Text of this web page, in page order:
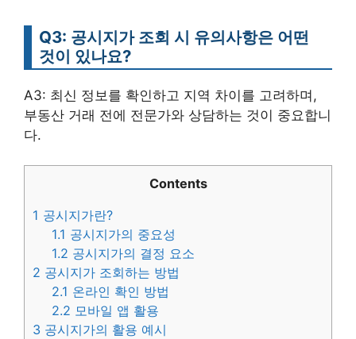
Q3: 공시지가 조회 시 유의사항은 어떤
것이 있나요?
A3: 최신 정보를 확인하고 지역 차이를 고려하며,
부동산 거래 전에 전문가와 상담하는 것이 중요합니
다.
Contents
1 공시지가란?
1.1 공시지가의 중요성
1.2 공시지가의 결정 요소
2 공시지가 조회하는 방법
2.1 온라인 확인 방법
2.2 모바일 앱 활용
3 공시지가의 활용 예시